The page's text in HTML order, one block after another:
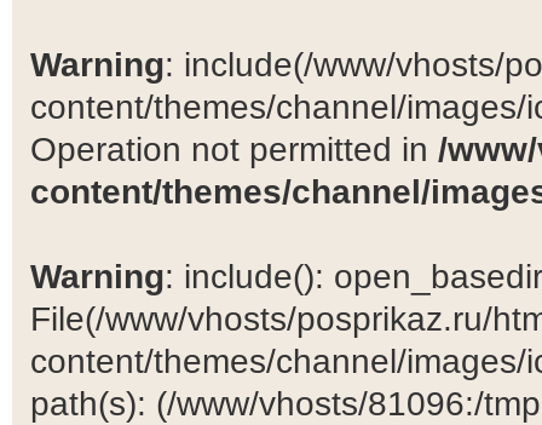
Warning: include(/www/vhosts/
content/themes/channel/
Operation not permitted in /
content/themes/channel/
Warning: include():
File(/www/vhosts/posprikaz.ru/
content/themes/channel/
path(s): (/www/vhosts/81096:/